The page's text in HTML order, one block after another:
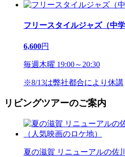
フリースタイルジャズ（中
6,600円
毎週木曜 19:00～20:30
※8/13は弊社都合により休講
リビングツアーのご案内
夏の滋賀 リニューアルの佐